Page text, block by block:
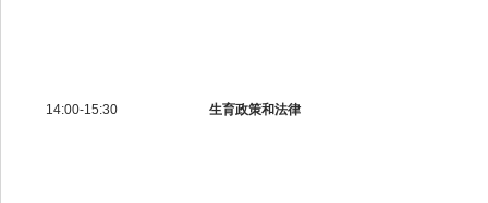
14:00-15:30 生育政策和法律